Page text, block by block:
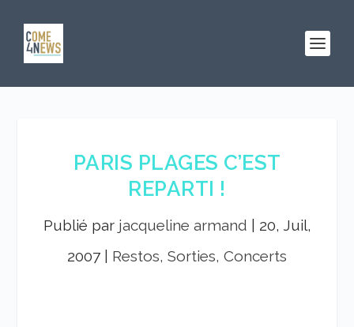
PARIS PLAGES C’EST
REPARTI !
Publié par jacqueline armand
20, Juil,
2007
Restos, Sorties, Concerts